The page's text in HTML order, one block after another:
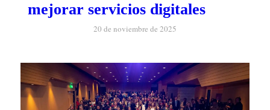
mejorar servicios digitales
20 de noviembre de 2025